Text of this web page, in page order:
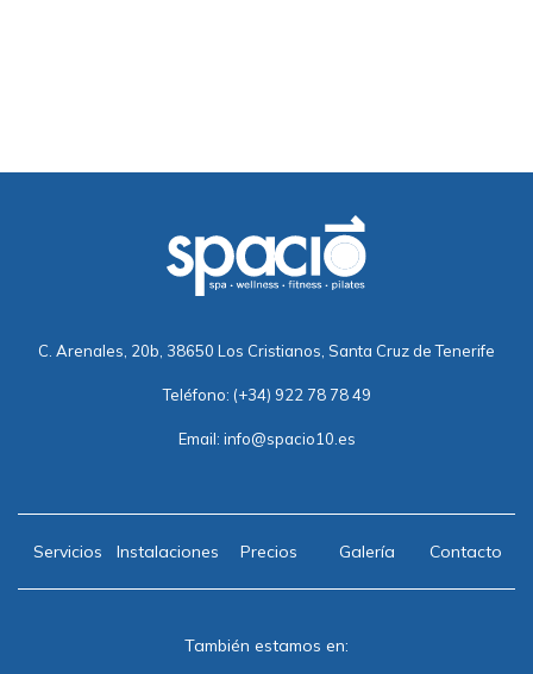
C. Arenales, 20b, 38650 Los Cristianos, Santa Cruz de Tenerife
Teléfono: (+34) 922 78 78 49
Email: info@spacio10.es
Servicios Instalaciones Precios Galería Contacto
También estamos en: